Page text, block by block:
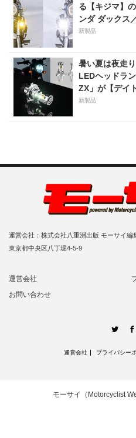
る【キジマ】
ンダ ダックス
新製品
暑い夏は夜走
LEDヘッドラ
ZX」が【デイ
新製品
運営会社：株式会社八重洲出版 モーサイ編
東京都中央区八丁堀4-5-9
運営会社
お問い合わせ
運営会社 プライバシー
モーサイ（Motorcyclist